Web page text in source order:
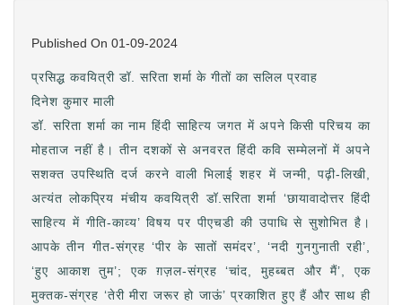
Published On 01-09-2024
प्रसिद्ध कवयित्री डॉ. सरिता शर्मा के गीतों का सलिल प्रवाह
दिनेश कुमार माली
डॉ. सरिता शर्मा का नाम हिंदी साहित्य जगत में अपने किसी परिचय का
मोहताज नहीं है। तीन दशकों से अनवरत हिंदी कवि सम्मेलनों में अपने
सशक्त उपस्थिति दर्ज करने वाली भिलाई शहर में जन्मी, पढ़ी-लिखी,
अत्यंत लोकप्रिय मंचीय कवयित्री डॉ.सरिता शर्मा ‘छायावादोत्तर हिंदी
साहित्य में गीति-काव्य’ विषय पर पीएचडी की उपाधि से सुशोभित है।
आपके तीन गीत-संग्रह ‘पीर के सातों समंदर’, ‘नदी गुनगुनाती रही’,
‘हुए आकाश तुम’; एक ग़ज़ल-संग्रह ‘चांद, मुहब्बत और मैं’, एक
मुक्तक-संग्रह ‘तेरी मीरा जरूर हो जाऊं’ प्रकाशित हुए हैं और साथ ही